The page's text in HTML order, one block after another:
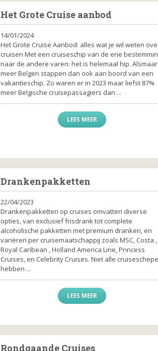
Het Grote Cruise aanbod
14/01/2024
Het Grote Cruise Aanbod: alles wat je wil weten
cruisen Met een cruiseschip van de ene
naar de andere varen: het is helemaal hip. Alsmaar
meer Belgen stappen dan ook aan boord van een
vakantieschip. Zo waren er in 2023 maar liefst 87%
meer Belgische cruisepassagiers dan ...
LEES MEER
Drankenpakketten
22/04/2023
Drankenpakketten op cruises omvatten diverse
opties, van exclusief frisdrank tot complete
alcoholische pakketten met premium dranken, en
variëren per cruisemaatschappij zoals MSC, Costa ,
Royal Caribean , Holland America Line, Princess
Cruises, en Celebrity Cruises. Niet alle
hebben ...
LEES MEER
Rondgaande Cruises